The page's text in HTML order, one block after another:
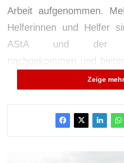
Arbeit aufgenommen.
Helferinnen und Helfer
AStA und der
nachgekommen und
Zeige